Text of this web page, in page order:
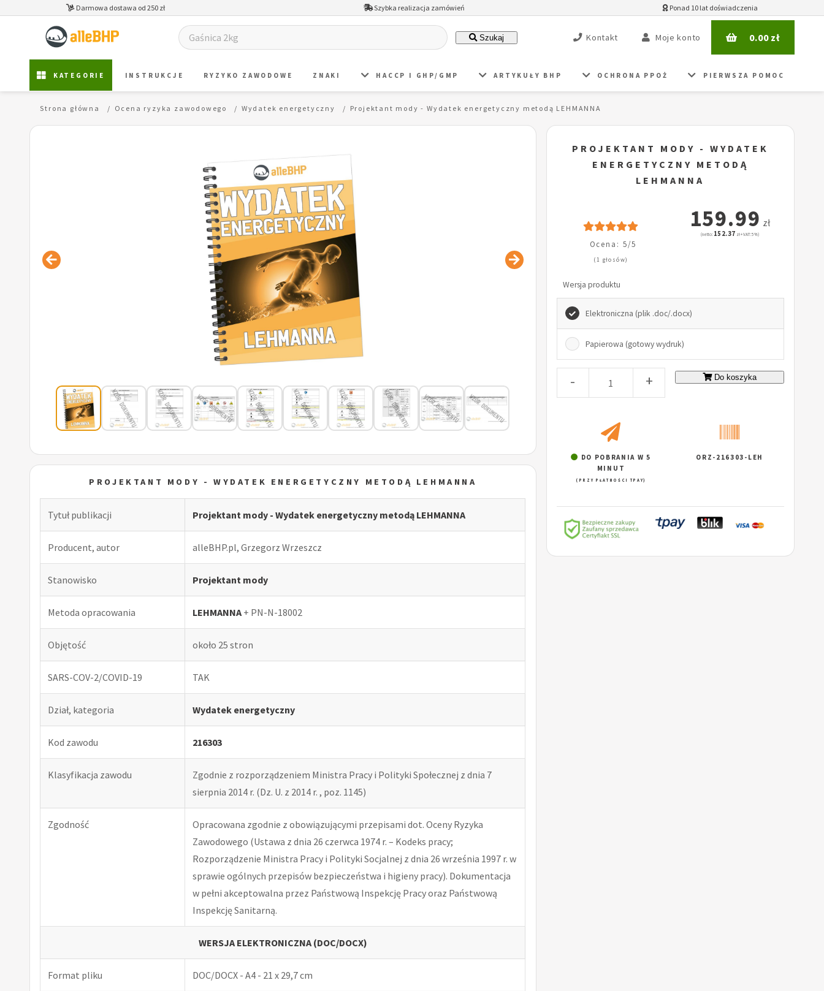
Darmowa dostawa od 250 zł Szybka realizacja zamówień Ponad 10 lat doświadczenia
Szukaj Kontakt Moje konto 0.00zł
KATEGORIE INSTRUKCJE RYZYKO ZAWODOWE ZNAKI HACCP I GHP/GMP ARTYKUŁY BHP OCHRONA PPOŻ PIERWSZA POMOC
Strona główna Ocena ryzyka zawodowego Wydatek energetyczny Projektant mody - Wydatek energetyczny metodą LEHMANNA
PROJEKTANT MODY - WYDATEK ENERGETYCZNY METODĄ LEHMANNA
Tytuł publikacji Projektant mody - Wydatek energetyczny metodą LEHMANNA
Producent, autor alleBHP.pl, Grzegorz Wrzeszcz
Stanowisko Projektant mody
Metoda opracowania LEHMANNA + PN-N-18002
Objętość około 25 stron
SARS-COV-2/COVID-19 TAK
Dział, kategoria Wydatek energetyczny
Kod zawodu 216303
Klasyfikacja zawodu
Zgodnie z rozporządzeniem Ministra Pracy i Polityki Społecznej z dnia 7
sierpnia 2014 r. (Dz. U. z 2014 r. , poz. 1145)
Zgodność
Opracowana zgodnie z obowiązującymi przepisami dot. Oceny Ryzyka
Zawodowego (Ustawa z dnia 26 czerwca 1974 r. – Kodeks pracy;
Rozporządzenie Ministra Pracy i Polityki Socjalnej z dnia 26 września 1997 r. w
sprawie ogólnych przepisów bezpieczeństwa i higieny pracy). Dokumentacja
w pełni akceptowalna przez Państwową Inspekcję Pracy oraz Państwową
Inspekcję Sanitarną.
WERSJA ELEKTRONICZNA (DOC/DOCX)
Format pliku DOC/DOCX - A4 - 21 x 29,7 cm
PROJEKTANT MODY - WYDATEK
ENERGETYCZNY METODĄ
LEHMANNA
Ocena: 5/5
(1 głosów)
159.99 zł
(netto: 152.37 zł + VAT: 5%)
Wersja produktu
Elektroniczna (plik .doc/.docx)
Papierowa (gotowy wydruk)
- + Do koszyka
DO POBRANIA W 5
MINUT
(PRZY PŁATNOŚCI TPAY)
ORZ-216303-LEH